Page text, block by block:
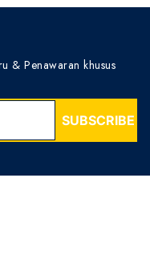
& Penawaran khusus
SUBSCRIBE